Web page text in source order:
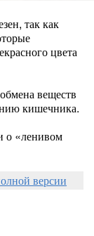
так как
цвета
веществ
кишечника.
о «ленивом
версии